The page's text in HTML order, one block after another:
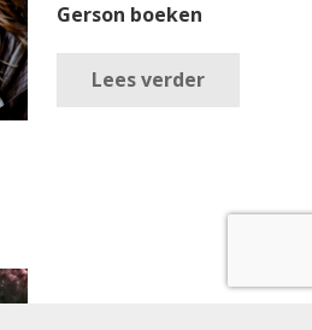
Gerson boeken
Lees verder